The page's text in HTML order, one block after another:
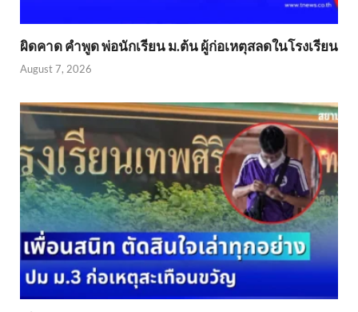
ผิดคาด คำพูด พ่อนักเรียน ม.ต้น ผู้ก่อเหตุสลดในโรงเรียน
August 7, 2026